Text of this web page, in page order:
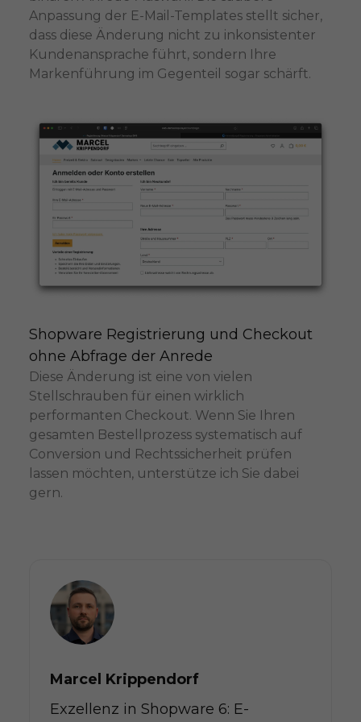
Anpassung der E-Mail-Templates stellt sicher,
dass diese Änderung nicht zu inkonsistenter
Kundenansprache führt, sondern Ihre
Markenführung im Gegenteil sogar schärft.
Shopware Registrierung und Checkout
ohne Abfrage der Anrede
Diese Änderung ist eine von vielen
Stellschrauben für einen wirklich
performanten Checkout. Wenn Sie Ihren
gesamten Bestellprozess systematisch auf
Conversion und Rechtssicherheit prüfen
lassen möchten, unterstütze ich Sie dabei
gern.
Marcel Krippendorf
Exzellenz in Shopware 6: E-